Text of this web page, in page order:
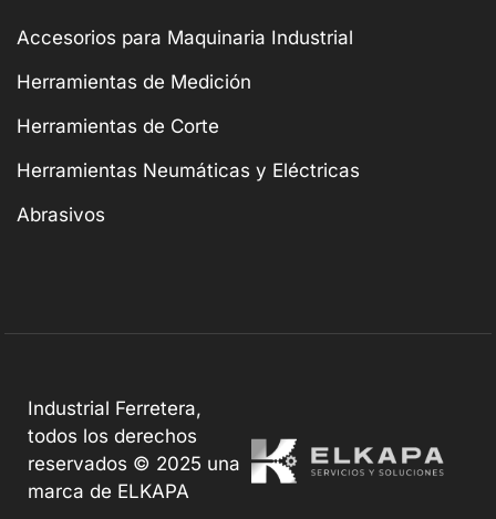
Accesorios para Maquinaria Industrial
Herramientas de Medición
Herramientas de Corte
Herramientas Neumáticas y Eléctricas
Abrasivos
Industrial Ferretera,
todos los derechos
reservados © 2025 una
marca de ELKAPA